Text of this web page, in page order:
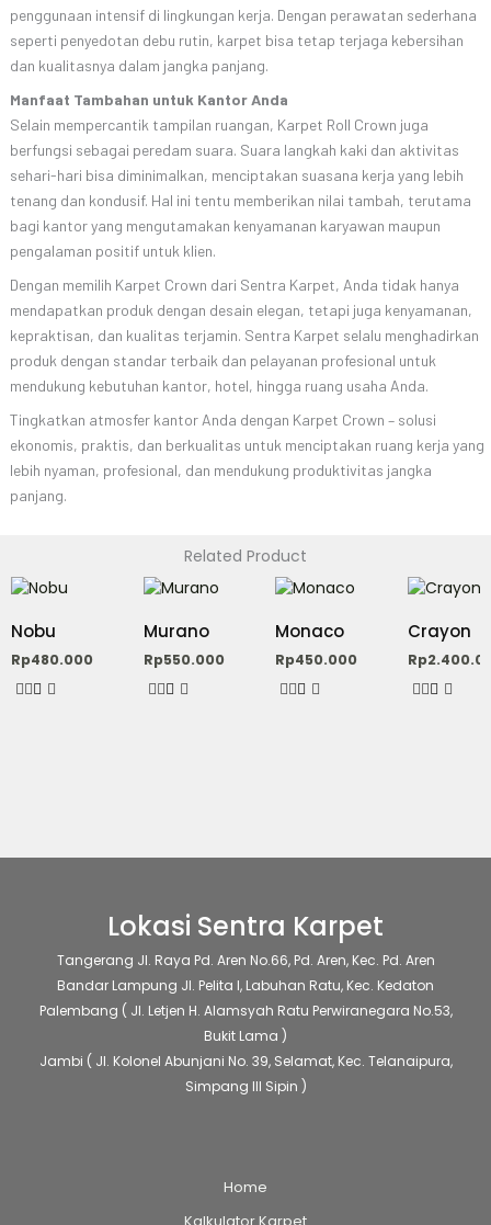
penggunaan intensif di lingkungan kerja. Dengan perawatan sederhana
seperti penyedotan debu rutin, karpet bisa tetap terjaga kebersihan
dan kualitasnya dalam jangka panjang.
Manfaat Tambahan untuk Kantor Anda
Selain mempercantik tampilan ruangan, Karpet Roll Crown juga
berfungsi sebagai peredam suara. Suara langkah kaki dan aktivitas
sehari-hari bisa diminimalkan, menciptakan suasana kerja yang lebih
tenang dan kondusif. Hal ini tentu memberikan nilai tambah, terutama
bagi kantor yang mengutamakan kenyamanan karyawan maupun
pengalaman positif untuk klien.
Dengan memilih Karpet Crown dari Sentra Karpet, Anda tidak hanya
mendapatkan produk dengan desain elegan, tetapi juga kenyamanan,
kepraktisan, dan kualitas terjamin. Sentra Karpet selalu menghadirkan
produk dengan standar terbaik dan pelayanan profesional untuk
mendukung kebutuhan kantor, hotel, hingga ruang usaha Anda.
Tingkatkan atmosfer kantor Anda dengan Karpet Crown – solusi
ekonomis, praktis, dan berkualitas untuk menciptakan ruang kerja yang
lebih nyaman, profesional, dan mendukung produktivitas jangka
panjang.
Related Product
Nobu
Rp480.000
Produk
memiliki
beberapa
varian.
produk
Murano
Rp550.000
Produk
memiliki
beberapa
varian.
produk
Monaco
Rp450.000
Produk
memiliki
beberapa
varian.
produk
Crayon
Rp
Produk
memiliki
beberapa
varian.
produk
Lokasi Sentra Karpet
Tangerang Jl. Raya Pd. Aren No.66, Pd. Aren, Kec. Pd. Aren
Bandar Lampung Jl. Pelita I, Labuhan Ratu, Kec. Kedaton
Palembang ( Jl. Letjen H. Alamsyah Ratu Perwiranegara No.53,
Bukit Lama )
Jambi ( Jl. Kolonel Abunjani No. 39, Selamat, Kec. Telanaipura,
Simpang III Sipin )
Home